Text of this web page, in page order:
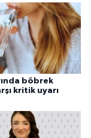
böbrek
kritik uyarı